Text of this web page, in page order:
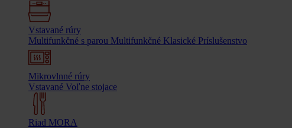
Vstavané rúry
Multifunkčné s parou Multifunkčné Klasické Príslušenstvo
Mikrovlnné rúry
Vstavané Voľne stojace
Riad MORA